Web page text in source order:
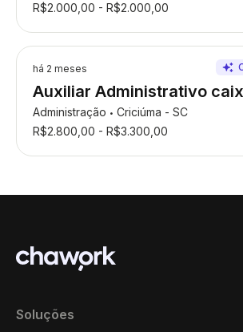
R$2.000,00 - R$2.000,00
há 2 meses
Auxiliar Administrativo
Administração • Criciúma - SC
R$2.800,00 - R$3.300,00
Soluções